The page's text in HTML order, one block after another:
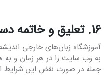
۱۶. تعلیق و خاتمه دسترسی
آموزشگاه زبان‌های خارجی
به وب سایت را در هر زمان و به
جمله در صورت نقض این شرایط